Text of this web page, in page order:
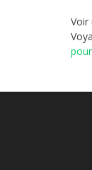
Voir